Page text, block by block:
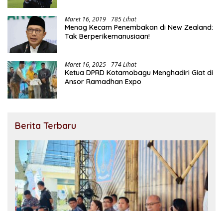
Maret 16, 2019 785 Lihat
Menag Kecam Penembakan di New Zealand:
Tak Berperikemanusiaan!
Maret 16, 2025 774 Lihat
Ketua DPRD Kotamobagu Menghadiri Giat di
Ansor Ramadhan Expo
Berita Terbaru